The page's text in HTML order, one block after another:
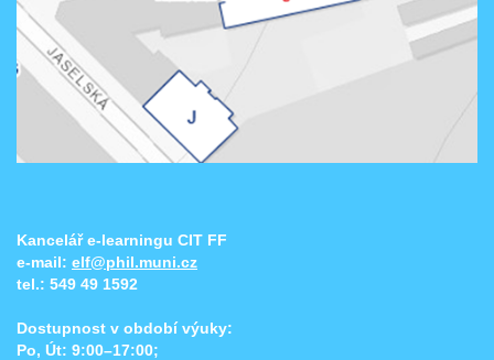
Kancelář e-learningu CIT FF
e-mail: elf@phil.muni.cz
tel.: 549 49 1592
Dostupnost v období výuky:
Po, Út: 9:00–17:00;